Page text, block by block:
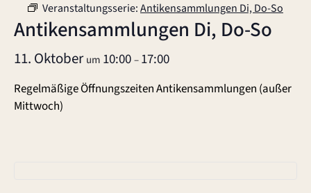
Veranstaltungsserie:Antikensammlungen Di, Do-So
Antikensammlungen Di, Do-So
11. Oktoberum 10:00–17:00
Regelmäßige Öffnungszeiten Antikensammlungen (außer
Mittwoch)